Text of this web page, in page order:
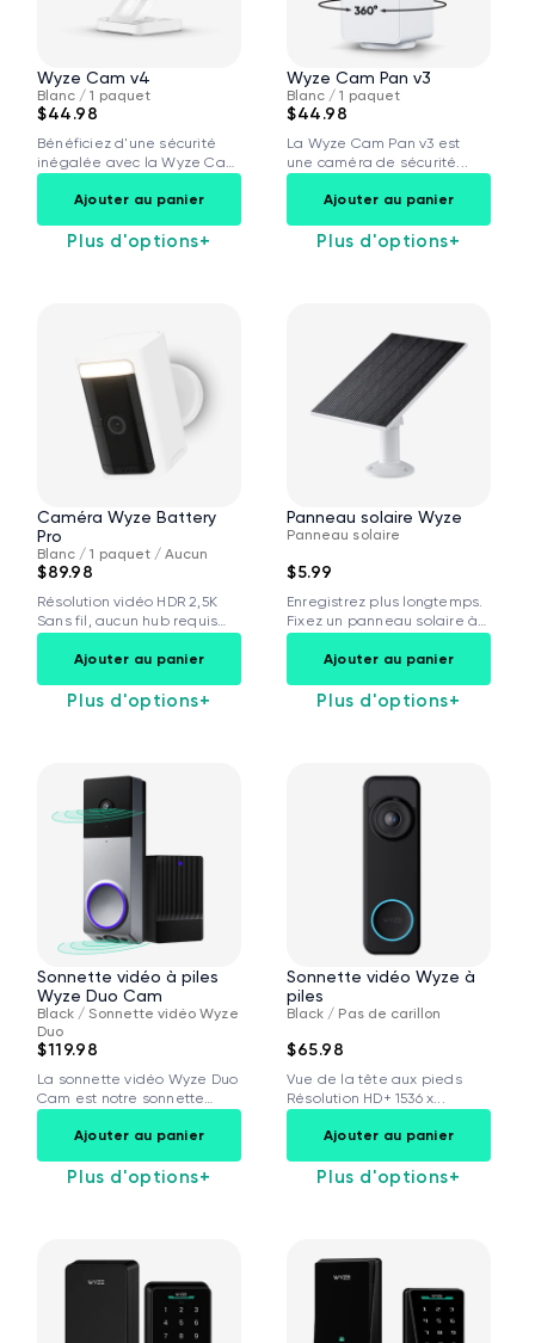
Wyze Cam v4
Blanc / 1 paquet
$44.98
Bénéficiez d'une sécurité
inégalée avec la Wyze Cam
v4. Sa...
Ajouter au panier
Plus d'options+
Wyze Cam Pan v3
Blanc / 1 paquet
$44.98
La Wyze Cam Pan v3 est
une caméra de sécurité...
Ajouter au panier
Plus d'options+
Caméra Wyze Battery
Pro
Blanc / 1 paquet / Aucun
$89.98
Résolution vidéo HDR 2,5K
Sans fil, aucun hub requis
Projecteur...
Ajouter au panier
Plus d'options+
Panneau solaire Wyze
Panneau solaire
$5.99
Enregistrez plus longtemps.
Fixez un panneau solaire à
votre Wyze...
Ajouter au panier
Plus d'options+
Sonnette vidéo à piles
Wyze Duo Cam
Black / Sonnette vidéo Wyze
Duo
$119.98
La sonnette vidéo Wyze Duo
Cam est notre sonnette
vidéo...
Ajouter au panier
Plus d'options+
Sonnette vidéo Wyze à
piles
Black / Pas de carillon
$65.98
Vue de la tête aux pieds
Résolution HD+ 1536 x...
Ajouter au panier
Plus d'options+